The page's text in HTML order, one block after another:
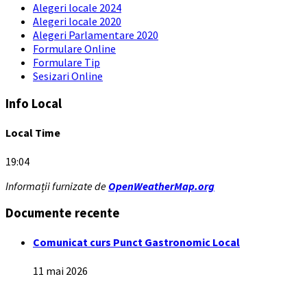
Alegeri locale 2024
Alegeri locale 2020
Alegeri Parlamentare 2020
Formulare Online
Formulare Tip
Sesizari Online
Info Local
Local Time
19:04
Informații furnizate de OpenWeatherMap.org
Documente recente
Comunicat curs Punct Gastronomic Local
11 mai 2026